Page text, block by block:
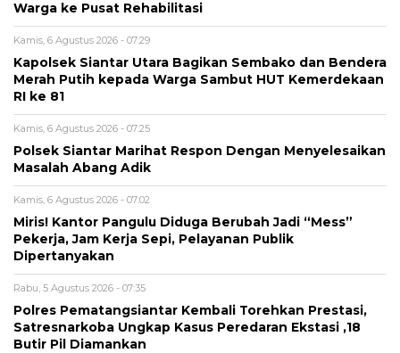
Warga ke Pusat Rehabilitasi
Kamis, 6 Agustus 2026 - 07:29
Kapolsek Siantar Utara Bagikan Sembako dan Bendera
Merah Putih kepada Warga Sambut HUT Kemerdekaan
RI ke 81
Kamis, 6 Agustus 2026 - 07:25
Polsek Siantar Marihat Respon Dengan Menyelesaikan
Masalah Abang Adik
Kamis, 6 Agustus 2026 - 07:02
Miris! Kantor Pangulu Diduga Berubah Jadi “Mess”
Pekerja, Jam Kerja Sepi, Pelayanan Publik
Dipertanyakan
Rabu, 5 Agustus 2026 - 07:35
Polres Pematangsiantar Kembali Torehkan Prestasi,
Satresnarkoba Ungkap Kasus Peredaran Ekstasi ,18
Butir Pil Diamankan